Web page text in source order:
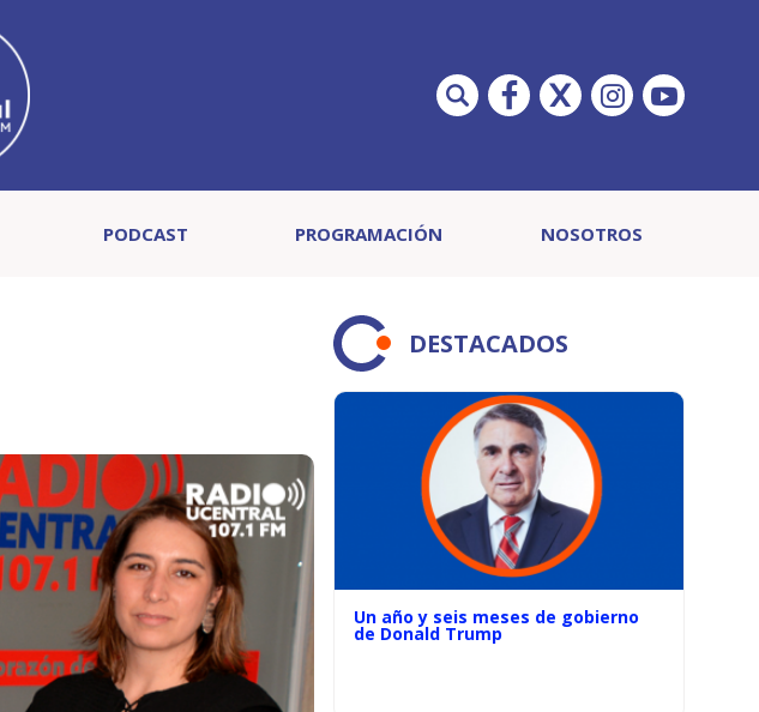
PODCAST PROGRAMACIÓN NOSOTROS
DESTACADOS
Un año y seis meses de gobierno
de Donald Trump